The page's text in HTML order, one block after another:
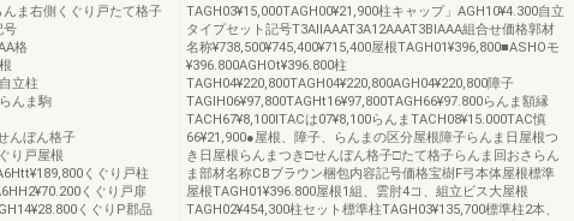
ま右側くぐり戸たて格子
号
格
立柱
んま駒
んぼん格子
り戸屋根
くぐり戸柱
くぐり戸扉
くぐりP郡品
TAGH03¥15,000TAGH00¥21,900柱キャップ」AGH10¥4.300自立
タイプセット記号T3AllAAAT3A12AAAT3BlAAA組合せ価格郭材
名称¥738,500¥745,400¥715,400屋根TAGH01¥396,800■ASHOモ
¥396.800AGHOt¥396.800柱
TAGH04¥220,800TAGH04¥220,800AGH04¥220,800障子
TAGIH06¥97,800TAGHt16¥97,800TAGH66¥97.800らんま額縁
TACH67¥8,100ITACは07¥8,100らんまTACH08¥15.000TAC慎
66¥21,900●屋根、障子、らんまの区分屋根障子らんま日屋根つ
き日屋根らんまつき□せんぼん格子□たて格子らんま回おさらん
ま部材名称CBブラウン梱包内容記号価格宝樹F弓本体屋根標準
屋根TAGH01¥396.800屋根1組、雲肘4コ、組立ビス大屋根
TAGH02¥454,300柱セット標準柱TAGH03¥135,700標準柱2本、